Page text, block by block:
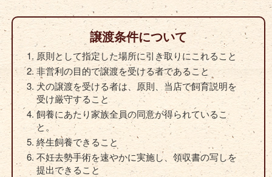
譲渡条件について
原則として指定した場所に引き取りにこれること
非営利の目的で譲渡を受ける者であること
犬の譲渡を受ける者は、原則、当店で飼育説明を
受け厳守すること
飼養にあたり家族全員の同意が得られているこ
と。
終生飼養できること
不妊去勢手術を速やかに実施し、領収書の写しを
提出できること